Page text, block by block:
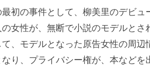
初の事件として、柳美里のデビュ
女性が、無断で小説のモデルと
、モデルとなった原告女性の周
り、プライバシー権が、本など